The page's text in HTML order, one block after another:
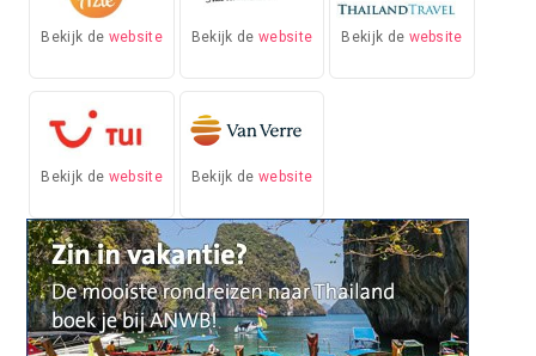
Bekijk de website Bekijk dewebsite Bekijk de website
Bekijk de website Bekijk dewebsite